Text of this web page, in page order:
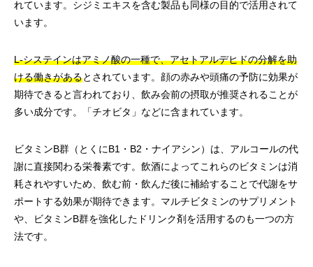
れています。シジミエキスを含む製品も同様の目的で活用されて
います。
L-システインはアミノ酸の一種で、アセトアルデヒドの分解を助
ける働きがあるとされています。顔の赤みや頭痛の予防に効果が
期待できると言われており、飲み会前の摂取が推奨されることが
多い成分です。「チオビタ」などに含まれています。
ビタミンB群（とくにB1・B2・ナイアシン）は、アルコールの代
謝に直接関わる栄養素です。飲酒によってこれらのビタミンは消
耗されやすいため、飲む前・飲んだ後に補給することで代謝をサ
ポートする効果が期待できます。マルチビタミンのサプリメント
や、ビタミンB群を強化したドリンク剤を活用するのも一つの方
法です。